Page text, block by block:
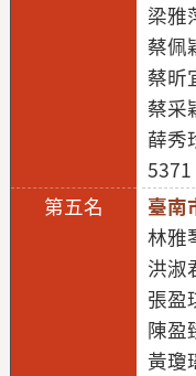
梁雅
蔡佩
蔡昕
蔡采
薛秀
5371
臺南
林雅
洪淑
張盈
陳盈
黃瓊